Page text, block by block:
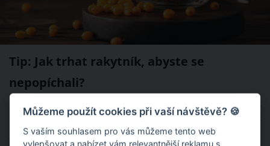
Tip: Jak trhat rakytník, abyste se
nepopíchali?
Otrhat z větviček rakytník, abyste jej připravili na konkrétní
oranžových bobulek je náročné a zdlouhavé. Navíc hrozí, že se
Můžeme použít cookies při vaší návštěvě? 🍪
S vaším souhlasem pro vás můžeme tento web
vylepšovat a nabízet vám relevantnější reklamu s